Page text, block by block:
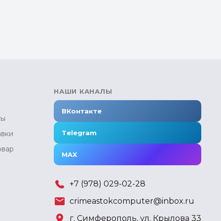
НАШИ КАНАЛЫ
ВКонтакте
Telegram
MAX
+7 (978) 029-02-28
crimeastokcomputer@inbox.ru
г. Симферополь, ул. Крылова 33